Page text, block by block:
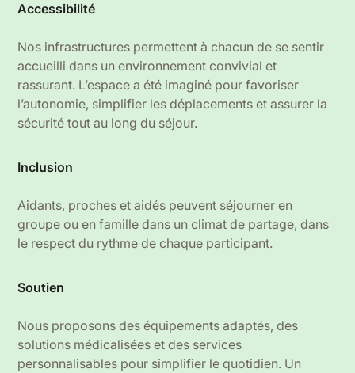
Accessibilité
Nos infrastructures permettent à chacun de se sentir
accueilli dans un environnement convivial et
rassurant. L’espace a été imaginé pour favoriser
l’autonomie, simplifier les déplacements et assurer la
sécurité tout au long du séjour.
Inclusion
Aidants, proches et aidés peuvent séjourner en
groupe ou en famille dans un climat de partage, dans
le respect du rythme de chaque participant.
Soutien
Nous proposons des équipements adaptés, des
solutions médicalisées et des services
personnalisables pour simplifier le quotidien. Un